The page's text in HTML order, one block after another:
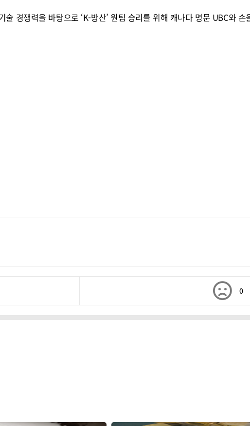
경쟁력을 바탕으로 ‘K-방산’ 원팀 승리를 위해 캐나다 명문 UBC와
0